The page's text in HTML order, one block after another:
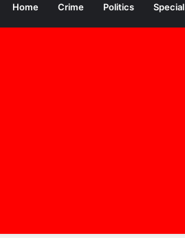
Home Crime Politics Special